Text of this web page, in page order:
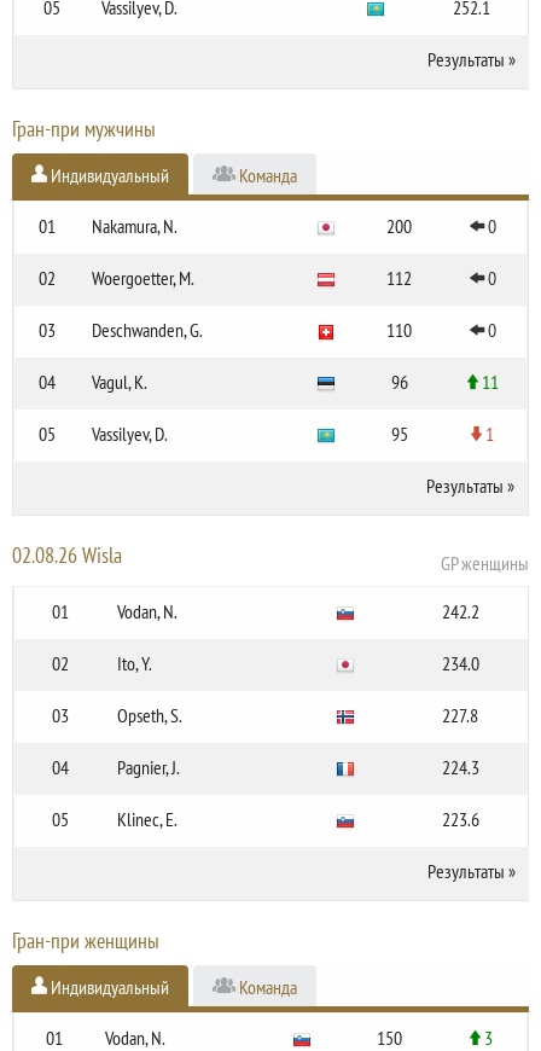
05 Vassilyev, D. 252.1
Результаты »
Гран-при мужчины
Индивидуальный Команда
01 Nakamura, N. 200 0
02 Woergoetter, M. 112 0
03 Deschwanden, G. 110 0
04 Vagul, K. 96 11
05 Vassilyev, D. 95 1
Результаты »
02.08.26 Wisla
GP женщины
01
Vodan, N. 242.2
02 Ito, Y. 234.0
03 Opseth, S. 227.8
04 Pagnier, J. 224.3
05 Klinec, E. 223.6
Результаты »
Гран-при женщины
Индивидуальный Команда
01 Vodan, N. 150 3